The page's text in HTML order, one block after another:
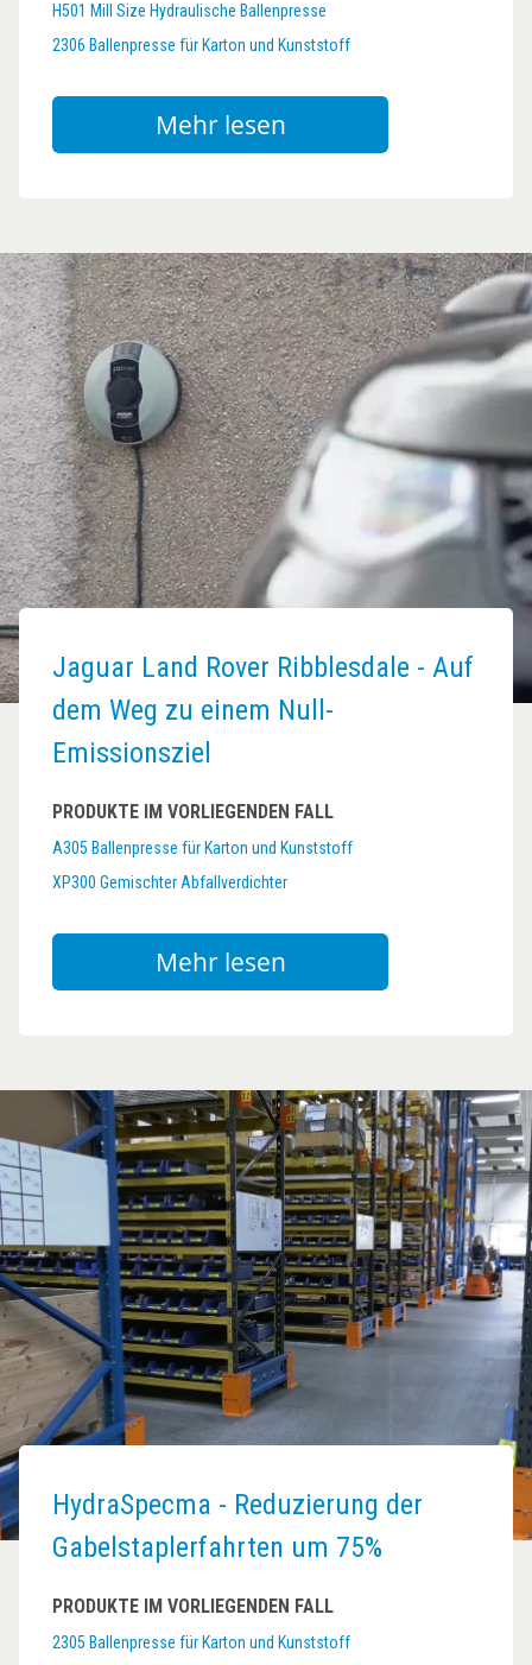
H501 Mill Size Hydraulische Ballenpresse
2306 Ballenpresse für Karton und Kunststoff
Mehr lesen
Jaguar Land Rover Ribblesdale - Auf
dem Weg zu einem Null-
Emissionsziel
PRODUKTE IM VORLIEGENDEN FALL
A305 Ballenpresse für Karton und Kunststoff
XP300 Gemischter Abfallverdichter
Mehr lesen
HydraSpecma - Reduzierung der
Gabelstaplerfahrten um 75%
PRODUKTE IM VORLIEGENDEN FALL
2305 Ballenpresse für Karton und Kunststoff